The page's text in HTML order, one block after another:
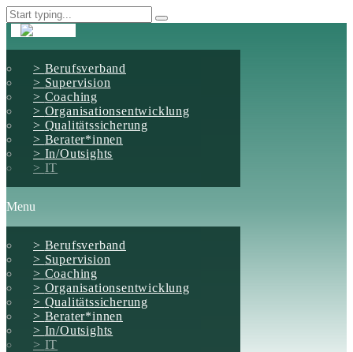
Berufsverband
Supervision
Coaching
Organisationsentwicklung
Qualitätssicherung
Berater*innen
In/Outsights
IT
Menu
Berufsverband
Supervision
Coaching
Organisationsentwicklung
Qualitätssicherung
Berater*innen
In/Outsights
IT